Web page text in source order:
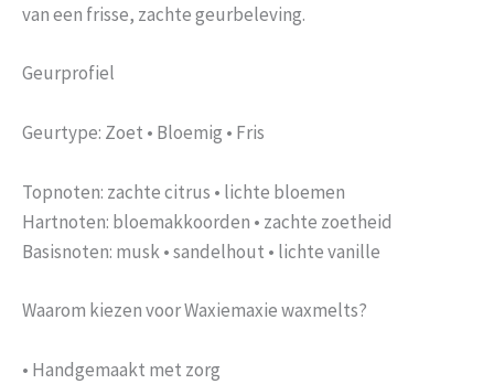
van een frisse, zachte geurbeleving.
Geurprofiel
Geurtype: Zoet • Bloemig • Fris
Topnoten: zachte citrus • lichte bloemen
Hartnoten: bloemakkoorden • zachte zoetheid
Basisnoten: musk • sandelhout • lichte vanille
Waarom kiezen voor Waxiemaxie waxmelts?
• Handgemaakt met zorg